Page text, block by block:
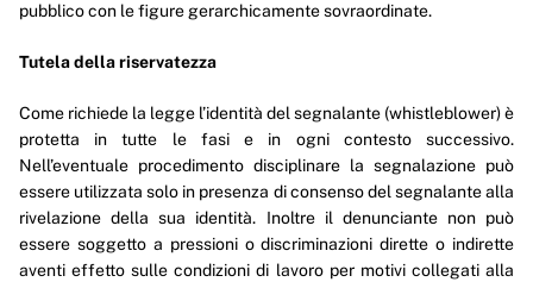
pubblico con le figure gerarchicamente sovraordinate.
Tutela della riservatezza
Come richiede la legge l’identità del segnalante (whistleblower) è
protetta in tutte le fasi e in ogni contesto successivo.
Nell’eventuale procedimento disciplinare la segnalazione può
essere utilizzata solo in presenza di consenso del segnalante alla
rivelazione della sua identità. Inoltre il denunciante non può
essere soggetto a pressioni o discriminazioni dirette o indirette
aventi effetto sulle condizioni di lavoro per motivi collegati alla